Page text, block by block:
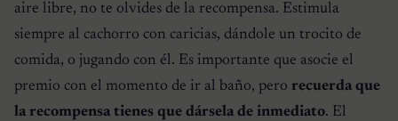
aire libre, no te olvides de la recompensa. Estimula
siempre al cachorro con caricias, dándole un trocito de
comida, o jugando con él. Es importante que asocie el
premio con el momento de ir al baño, pero recuerda que
la recompensa tienes que dársela de inmediato. El